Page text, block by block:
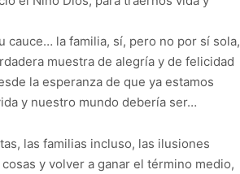
cauce… la familia, sí, pero no por sí sola,
muestra de alegría y de felicidad
la esperanza de que ya estamos
y nuestro mundo debería ser…
las familias incluso, las ilusiones
y volver a ganar el término medio,